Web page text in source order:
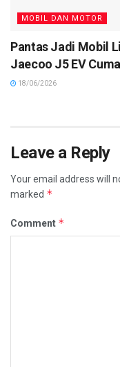
MOBIL DAN MOTOR
Pantas Jadi Mobil
Jaecoo J5 EV
18/06/2026
Leave a Reply
Your email address will
marked *
Comment *